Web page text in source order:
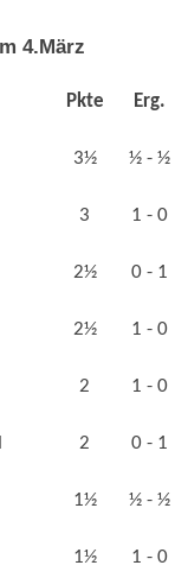
4.März
Pkte Erg.
3½ ½ - ½
3 1 - 0
2½ 0 - 1
2½ 1 - 0
2 1 - 0
2 0 - 1
1½ ½ - ½
1½ 1 - 0